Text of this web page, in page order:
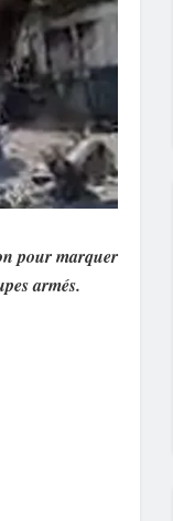
pour marquer
armés.